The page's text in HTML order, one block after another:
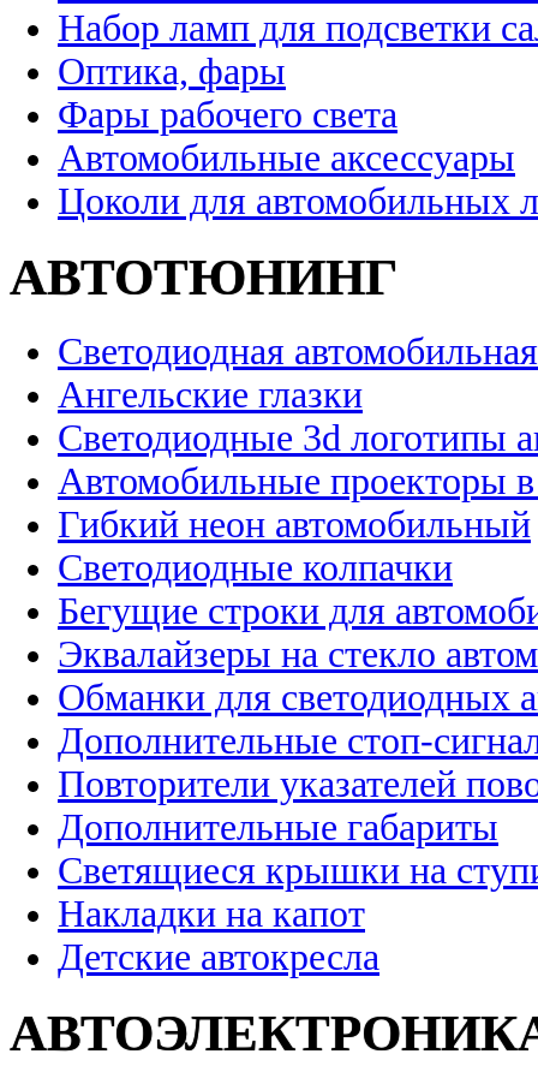
Набор ламп для подсветки
Оптика, фары
Фары рабочего света
Автомобильные аксессуары
Цоколи для автомобильных
АВТОТЮНИНГ
Светодиодная
Ангельские глазки
Светодиодные 3d логотипы
Автомобильные проекторы
Гибкий неон автомобильный
Светодиодные колпачки
Бегущие строки для
Эквалайзеры на стекло
Обманки для светодиодных
Дополнительные стоп-
Повторители указателей
Дополнительные габариты
Светящиеся крышки на
Накладки на капот
Детские автокресла